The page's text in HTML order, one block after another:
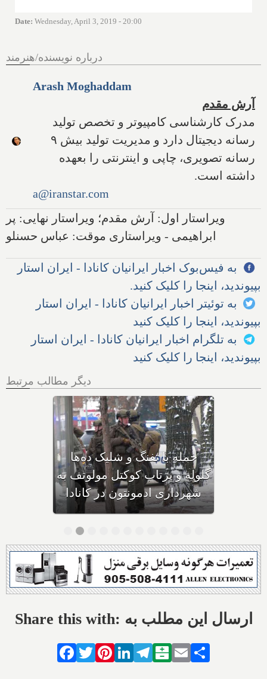
Date: Wednesday, April 3, 2019 - 20:00
درباره نویسنده/هنرمند
Arash Moghaddam
آرش مقدم
مدرک کارشناسی کامپیوتر و تخصص تولید
رسانه دیجیتال دارد و مدیریت تولید بیش ۹
رسانه تصویری، چاپی و اینترنتی را بعهده
داشته است.
a@iranstar.com
ویراستار اول: آرش مقدم؛ ویراستار نهایی: پر
ابراهیمی - ویراستاری موقت: عباس حسنلو
به فیس‌بوک اخبار ایرانیان کانادا - ایران استار
بپیوندید، اینجا را کلیک کنید.
به توئیتر اخبار ایرانیان کانادا - ایران استار
بپیوندید، اینجا را کلیک کنید
به تلگرام اخبار ایرانیان کانادا - ایران استار
بپیوندید، اینجا را کلیک کنید
دیگر مطالب مرتبط
بهداشت کانادا: این داروی
کودکان، ماست و چیا، را
مصرف نکنید و این تشک نیز
احتمال خفگی دارد
Share this with: ارسال این مطلب به
Facebook
TwitterPinterestLinkedIn
Telegram
Balatarin
Email